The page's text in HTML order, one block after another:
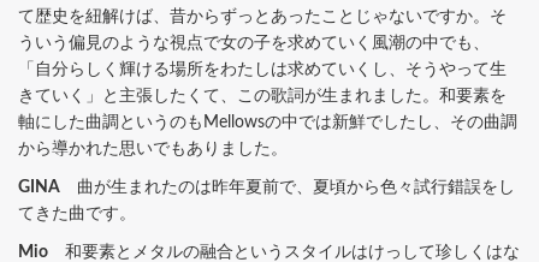
て歴史を紐解けば、昔からずっとあったことじゃないですか。そ
ういう偏見のような視点で女の子を求めていく風潮の中でも、
「自分らしく輝ける場所をわたしは求めていくし、そうやって生
きていく」と主張したくて、この歌詞が生まれました。和要素を
軸にした曲調というのもMellowsの中では新鮮でしたし、その曲調
から導かれた思いでもありました。
GINA 曲が生まれたのは昨年夏前で、夏頃から色々試行錯誤をし
てきた曲です。
Mio 和要素とメタルの融合というスタイルはけっして珍しくはな